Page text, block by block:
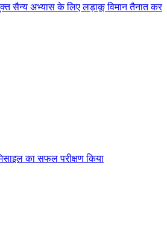
सैन्य अभ्यास के लिए लड़ाकू विमान तैनात कर
का सफल परीक्षण किया